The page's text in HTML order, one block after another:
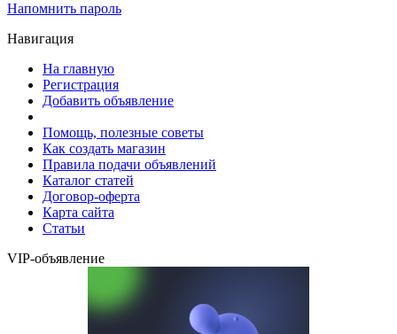
Напомнить пароль
Навигация
На главную
Регистрация
Добавить объявление
Помощь, полезные советы
Как создать магазин
Правила подачи объявлений
Каталог статей
Договор-оферта
Карта сайта
Статьи
VIP-объявление